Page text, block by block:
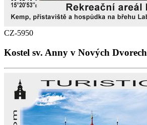
CZ-5950
Kostel sv. Anny v Nových Dvorech